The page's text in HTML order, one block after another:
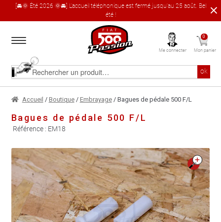
[🚘🌞 Été 2026 🌞🚘] L'accueil téléphonique est fermé jusqu'au 25 août. Bel
été !
à
navigation
au
contenu
Rechercher
produit
ok
Accueil
Le catalogue produit
À propos
Garages partenaires
Contact
Me connecter
0
Mon panier
Accueil / Boutique/ Embrayage/ Bagues de pédale 500 F/L
Bagues de pédale 500 F/L
Référence : EM18
🔍